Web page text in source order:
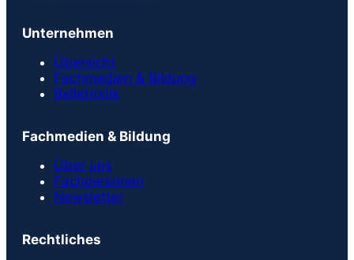
Unternehmen
Übersicht
Fachmedien & Bildung
Belletristik
Fachmedien & Bildung
Über uns
Fachpersonen
Newsletter
Rechtliches